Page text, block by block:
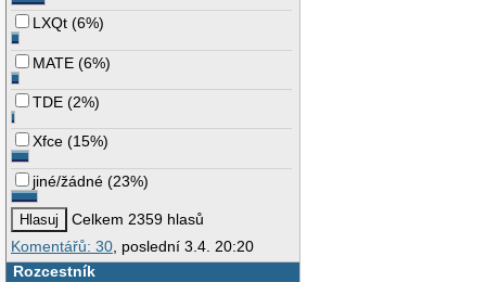
LXQt (6%)
MATE (6%)
TDE (2%)
Xfce (15%)
jiné/žádné (23%)
Celkem 2359 hlasů
Komentářů: 30, poslední 3.4. 20:20
Rozcestník